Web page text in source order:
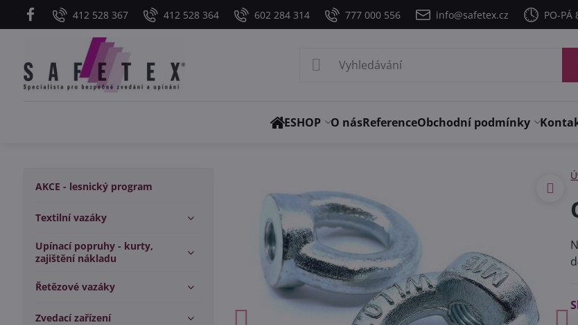
412 528 367 412 528 364 602 284 314 777 000 556 info@safetex.cz PO-PÁ
ESHOP O násReferenceObchodní podmínky
AKCE - lesnický program
Textilní vazáky
Upínací popruhy - kurty,
zajištění nákladu
Řetězové vazáky
Zvedací zařízení